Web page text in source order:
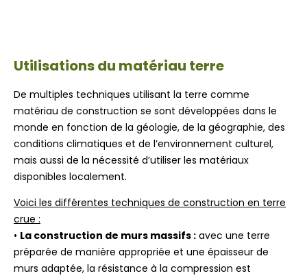
Utilisations du matériau terre
De multiples techniques utilisant la terre comme
matériau de construction se sont développées dans le
monde en fonction de la géologie, de la géographie, des
conditions climatiques et de l’environnement culturel,
mais aussi de la nécessité d’utiliser les matériaux
disponibles localement.
Voici les différentes techniques de construction en terre
crue :
• La construction de murs massifs : avec une terre
préparée de manière appropriée et une épaisseur de
murs adaptée, la résistance à la compression est